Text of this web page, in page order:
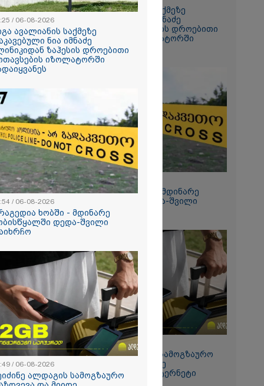
არ
- რას
გათიშვა -
ის წევრი
ნია
რომ
- კურიერის
და ჩაშლილი
შედეგად
და
გიგა ავალიანის საქმეზე
დაკავებული ნია იმნაძე
კლინიკიდან ზაჰესის დროებითი
მოთავსების იზოლატორში
გადაიყვანეს
12:54 / 06-08-2026
ტრაგედია ხობში - მდინარე
ხობისწყალში დედა-შვილი
დაიხრჩო
15:49 / 06-08-2026
შეიძინე ალდაგის სამოგზაურო
დაზღვევა და მიიღე
გაორმაგებული ინტერნეტი
/ 06-08-2026
ავალიანის საქმეზე
ნია იმნაძე
ზაჰესის დროებითი
იზოლატორში
/ 06-08-2026
ხობში - მდინარე
დედა-შვილი
/ 06-08-2026
ალდაგის სამოგზაურო